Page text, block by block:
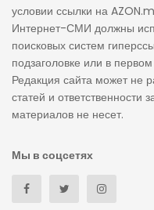
условии ссылки на
Интернет-СМИ должны
поисковых систем
подзаголовке или в
Редакция сайта может не
статей и
материалов не несет.
Мы в соцсетях